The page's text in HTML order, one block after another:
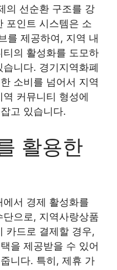
의 선순환 구조를 강
포인트 시스템은 소
를 제공하여, 지역 내
의 활성화를 도모하
니다. 경기지역화폐
소비를 넘어서 지역
커뮤니티 형성에
고 있습니다.
활용한
서 경제 활성화를
으로, 지역사랑상품
카드로 결제할 경우,
을 제공받을 수 있어
니다. 특히, 제휴 가